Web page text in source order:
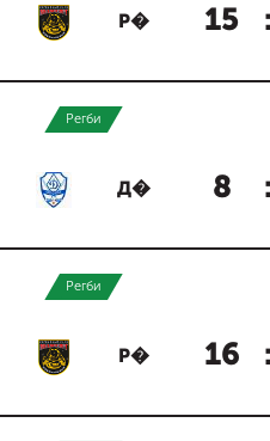
Р� 15 :
Регби
Д� 8 :
Регби
Р� 16 :